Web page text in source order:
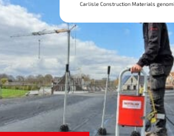
Carlisle Construction Materials